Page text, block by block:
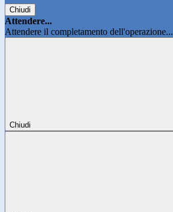
Chiudi
Attendere...
Attendere il completamento dell'operazione...
Chiudi